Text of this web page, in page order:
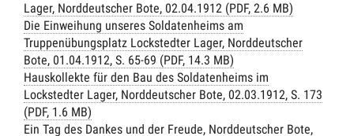
Lager, Norddeutscher Bote, 02.04.1912 (PDF, 2.6 MB)
Die Einweihung unseres Soldatenheims am
Truppenübungsplatz Lockstedter Lager, Norddeutscher
Bote, 01.04.1912, S. 65-69 (PDF, 14.3 MB)
Hauskollekte für den Bau des Soldatenheims im
Lockstedter Lager, Norddeutscher Bote, 02.03.1912, S. 173
(PDF, 1.6 MB)
Ein Tag des Dankes und der Freude, Norddeutscher Bote,